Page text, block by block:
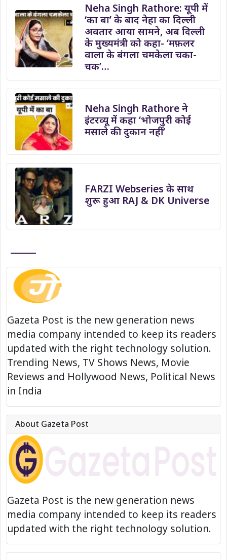
Neha Singh Rathore: यूपी में
‘का बा’ के बाद नेहा का दिल्ली
अवतार आया सामने, अब दिल्ली
के मुख्यमंत्री को कहा- ‘मफ़लर
वाला के बंगला चमकेला चका-
चक’…
Neha Singh Rathore ने
इंटरव्यू में कहा ‘भोजपुरी कोई
मसाले की दुकान नहीं’
FARZI Webseries के साथ
शुरू हुआ RAJ & DK Universe
Gazeta Post is the new generation news
media company intended to keep its readers
updated with the right technology solution.
Trending News, TV Shows News, Movie
Reviews and Hollywood News, Political News
in India
About Gazeta Post
Gazeta Post is the new generation news
media company intended to keep its readers
updated with the right technology solution.